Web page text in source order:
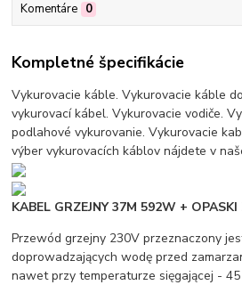
Komentáre 0
Kompletné špecifikácie
Vykurovacie káble. Vykurovacie káble
vykurovací kábel. Vykurovacie vodiče.
podlahové vykurovanie. Vykurovacie
výber vykurovacích káblov nájdete v
KABEL GRZEJNY 37M 592W +
Przewód grzejny 230V przeznaczony
doprowadzających wodę przed
nawet przy temperaturze sięgającej - 45